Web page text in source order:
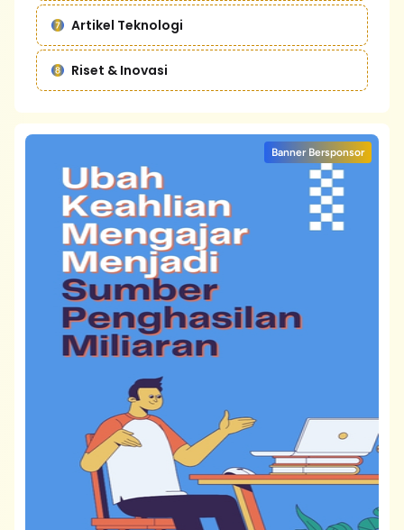
Artikel Teknologi
Riset & Inovasi
Banner Bersponsor